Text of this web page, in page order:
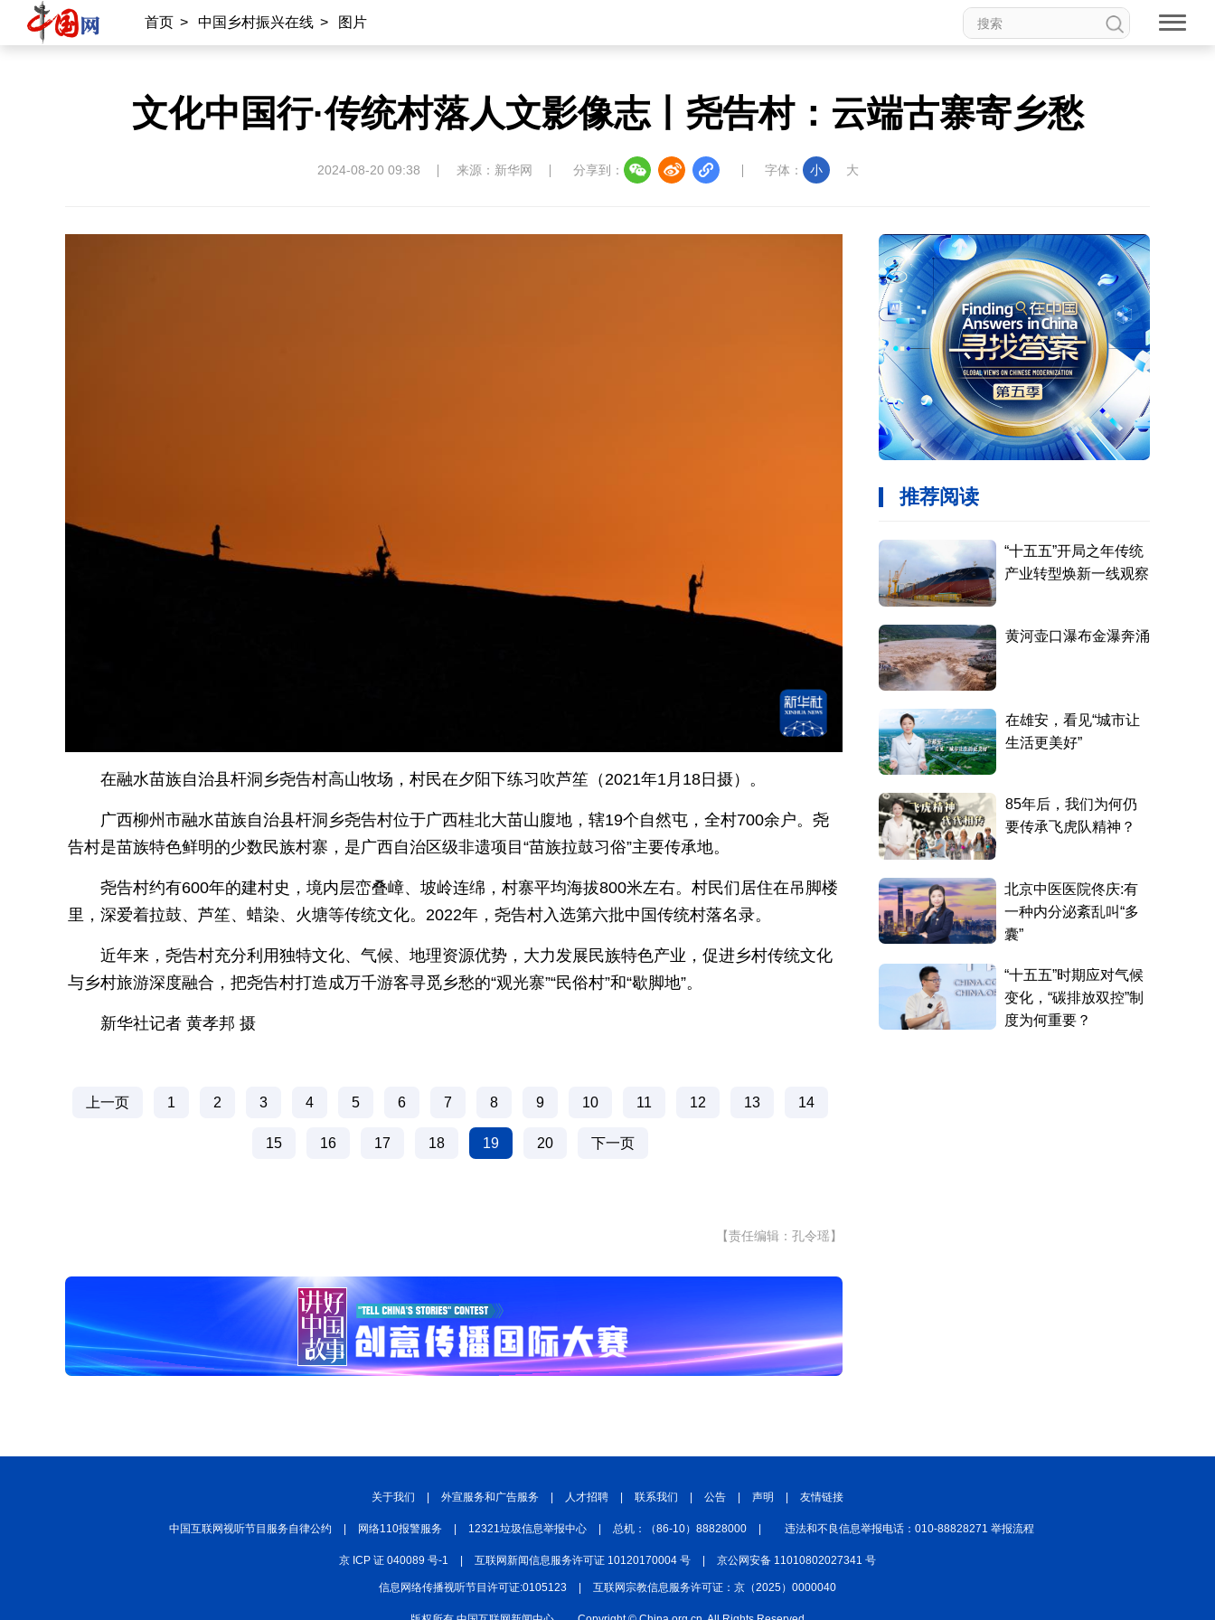
首页 > 中国乡村振兴在线 > 图片
文化中国行·传统村落人文影像志丨尧告村：云端古寨寄乡愁
2024-08-20 09:38 来源：新华网 分享到： 字体： 小 大
在融水苗族自治县杆洞乡尧告村高山牧场，村民在夕阳下练习吹芦笙（2021年1月18日摄）。
广西柳州市融水苗族自治县杆洞乡尧告村位于广西桂北大苗山腹地，辖19个自然屯，全村700余户。尧
告村是苗族特色鲜明的少数民族村寨，是广西自治区级非遗项目“苗族拉鼓习俗”主要传承地。
尧告村约有600年的建村史，境内层峦叠嶂、坡岭连绵，村寨平均海拔800米左右。村民们居住在吊脚楼
里，深爱着拉鼓、芦笙、蜡染、火塘等传统文化。2022年，尧告村入选第六批中国传统村落名录。
近年来，尧告村充分利用独特文化、气候、地理资源优势，大力发展民族特色产业，促进乡村传统文化
与乡村旅游深度融合，把尧告村打造成万千游客寻觅乡愁的“观光寨”“民俗村”和“歇脚地”。
新华社记者 黄孝邦 摄
上一页 1 2 3 4 5 6 7 8 9 10 11 12 13 14
15 16 17 18 19 20 下一页
【责任编辑：孔令瑶】
关于我们 外宣服务和广告服务 人才招聘 联系我们 公告 声明 友情链接
中国互联网视听节目服务自律公约 网络110报警服务 12321垃圾信息举报中心 总机：（86-10）88828000 违法和不良信息举报电话：010-88828271 举报流程
京 ICP 证 040089 号-1 互联网新闻信息服务许可证 10120170004 号 京公网安备 11010802027341 号
信息网络传播视听节目许可证:0105123 互联网宗教信息服务许可证：京（2025）0000040